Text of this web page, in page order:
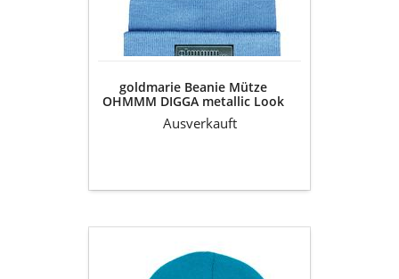
metallic
Look
Label
goldmarie Beanie Mütze
OHMMM DIGGA metallic Look
Label - eisblau
Ausverkauft